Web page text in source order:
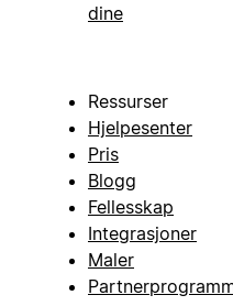
dine
Ressurser
Hjelpesenter
Pris
Blogg
Fellesskap
Integrasjoner
Maler